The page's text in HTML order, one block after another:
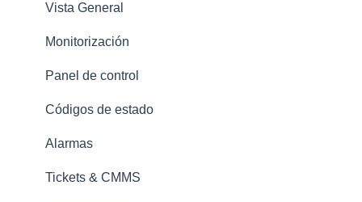
Vista General
Monitorización
Panel de control
Códigos de estado
Alarmas
Tickets & CMMS